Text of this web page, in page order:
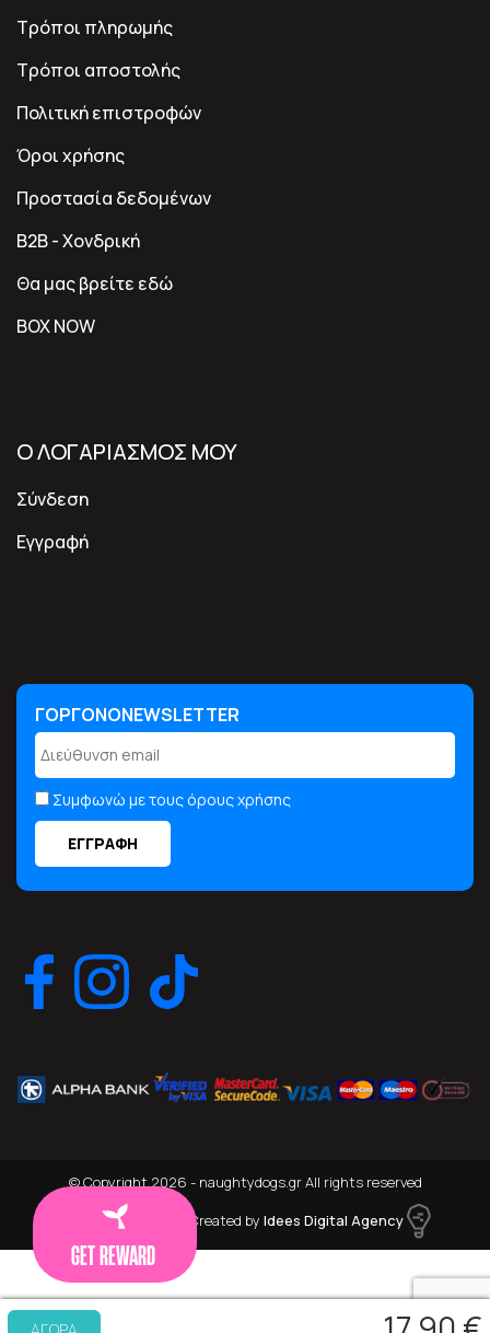
Τρόποι πληρωμής
Τρόποι αποστολής
Πολιτική επιστροφών
Όροι χρήσης
Προστασία δεδομένων
B2B - Χονδρική
Θα μας βρείτε εδώ
BOX NOW
Ο ΛΟΓΑΡΙΑΣΜΟΣ ΜΟΥ
Σύνδεση
Εγγραφή
ΓΟΡΓΟΝΟNEWSLETTER
Συμφωνώ με τους όρους χρήσης
© Copyright 2026 - naughtydogs.gr All rights reserved
Running on
- Created by Idees Digital Agency
GET REWARD